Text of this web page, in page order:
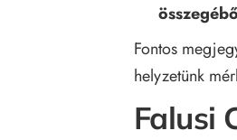
Fontos
helyzetünk
Falusi